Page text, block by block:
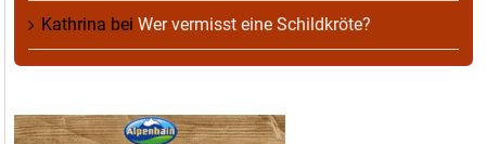
Kathrina bei Wer vermisst eine Schildkröte?